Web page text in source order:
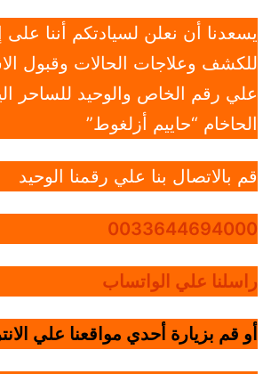
يسعدنا أن نعلن لسيادتكم أننا على
للكشف وعلاجات الحالات وقبول
علي رقم الخاص والوحيد للساحر
الحاخام “حاييم أزلغوط”
قم بالاتصال بنا علي رقمنا الوحيد
0033644694000
راسلنا علي الواتساب
أو قم بزيارة أحدي مواقعنا علي